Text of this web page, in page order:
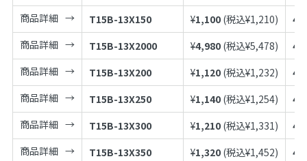
商品詳細
T15B-13X150 ¥1,100 (税込¥1,210)
商品詳細
T15B-13X2000 ¥4,980 (税込¥5,478)
商品詳細
T15B-13X200 ¥1,120 (税込¥1,232)
商品詳細
T15B-13X250 ¥1,140 (税込¥1,254)
商品詳細
T15B-13X300 ¥1,210 (税込¥1,331)
商品詳細
T15B-13X350 ¥1,320 (税込¥1,452)